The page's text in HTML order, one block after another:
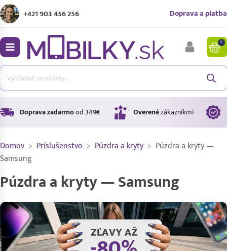
+421 903 456 256 Doprava a platba
0
Doprava zadarmood 349€ Overenézákazníkmi
Domov > Príslušenstvo > Púzdra a kryty > Púzdra a kryty —
Samsung
Púzdra a kryty — Samsung